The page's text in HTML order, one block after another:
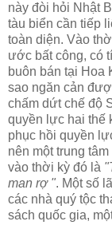
này đòi hỏi Nhật
tàu biển cần tiếp
toàn diện. Vào
ước bất công, có
buôn bán tại Hoa
sao ngăn cản
chấm dứt chế độ
quyền lực hai thế
phục hồi quyền
nên một trung
vào thời kỳ đó là
man rợ ". Một số
các nhà quý tộc
sách quốc gia,